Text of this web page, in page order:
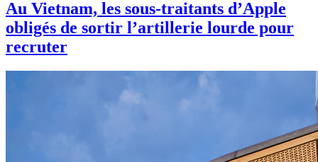
Au Vietnam, les sous-traitants d’Apple
obligés de sortir l’artillerie lourde pour
recruter